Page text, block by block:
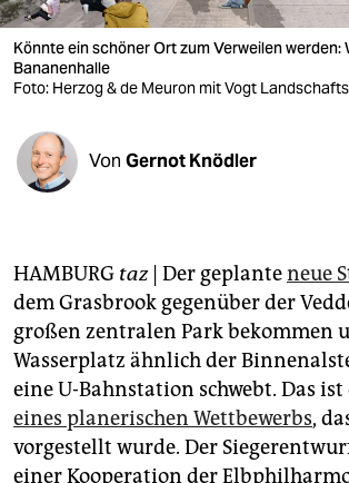
verlag
veranstaltungen
fragen & hilfe
genossenschaft
epaper login
Könnte ein schöner Ort zum Verweilen werden:
Bananenhalle
Foto: Herzog & de Meuron mit Vogt
Von Gernot Knödler
HAMBURG taz| Der geplanteneue
dem Grasbrook gegenüber der
großen zentralen Park bekommen
Wasserplatz ähnlich der
eine U-Bahnstation schwebt. Das ist
eines planerischen Wettbewerbs,
vorgestellt wurde. Der
einer Kooperation der